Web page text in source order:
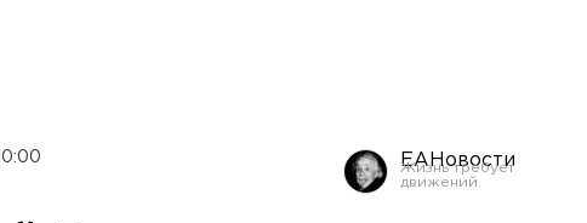
ЕАНовости